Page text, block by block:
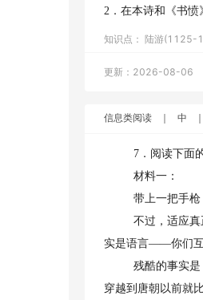
2．在本诗和《书
知识点： 陆游(1125-
更新：2026-08-06
信息类阅读 ｜ 中
7．阅读下面
材料一：
带上一把手
不过，适应
实是语言——你们
残酷的事实
穿越到唐朝以前就